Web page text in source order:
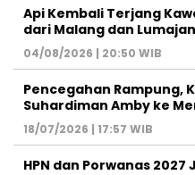
Api Kembali Terjang
dari Malang dan
04/08/2026 | 20:50 WIB
Pencegahan Rampung,
Suhardiman Amby ke
18/07/2026 | 17:57 WIB
HPN dan Porwanas